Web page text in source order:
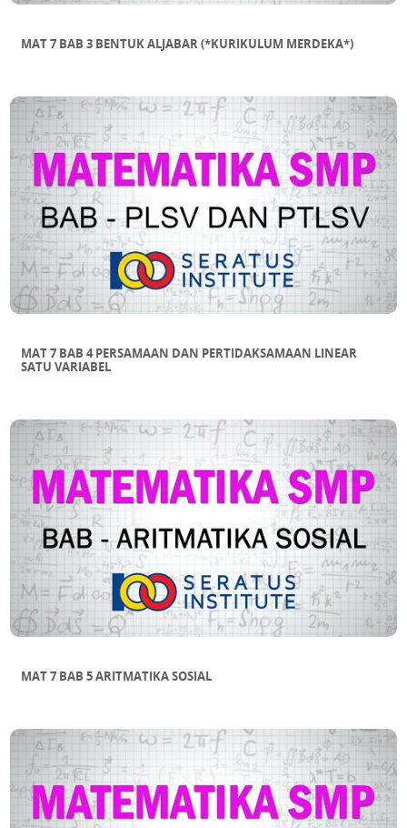
MAT 7 BAB 3 BENTUK ALJABAR (*KURIKULUM MERDEKA*)
MAT 7 BAB 4 PERSAMAAN DAN PERTIDAKSAMAAN LINEAR
SATU VARIABEL
MAT 7 BAB 5 ARITMATIKA SOSIAL